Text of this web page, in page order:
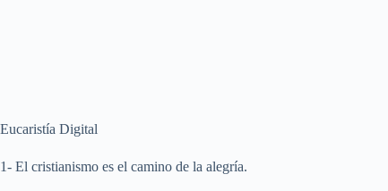
Eucaristía Digital
1- El cristianismo es el camino de la alegría.